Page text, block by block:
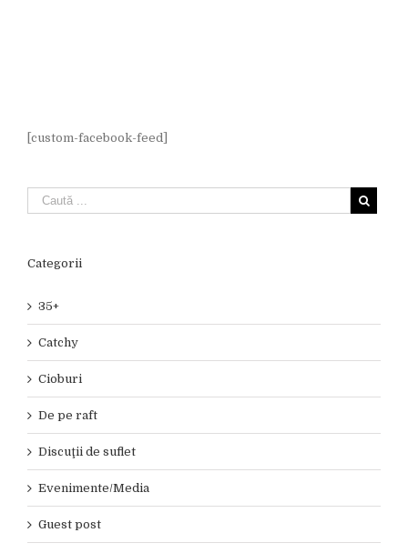
[custom-facebook-feed]
Categorii
35+
Catchy
Cioburi
De pe raft
Discuţii de suflet
Evenimente/Media
Guest post